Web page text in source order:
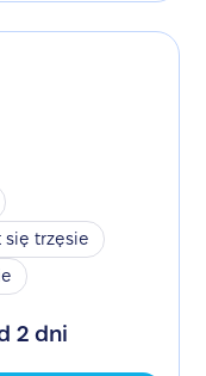
się trzęsie
2 dni